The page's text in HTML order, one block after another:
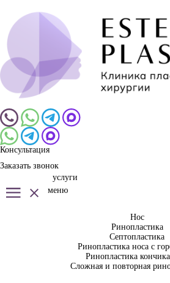
Консультация
Заказать звонок
услуги
меню
Нос
Ринопластика
Септопластика
Ринопластика носа с
Ринопластика
Сложная и повторная